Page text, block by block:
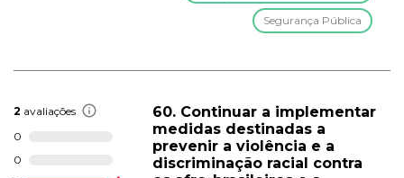
Segurança Pública
2 avaliações
0
0
60. Continuar a implementar
medidas destinadas a
prevenir a violência e a
discriminação racial contra